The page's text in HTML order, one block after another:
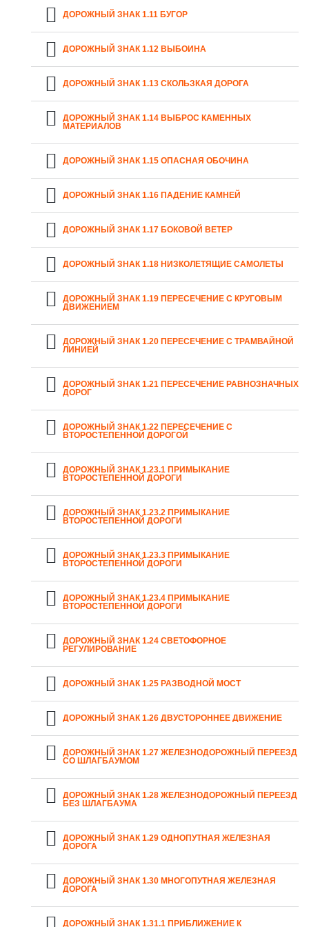
ДОРОЖНЫЙ ЗНАК 1.11 БУГОР
ДОРОЖНЫЙ ЗНАК 1.12 ВЫБОИНА
ДОРОЖНЫЙ ЗНАК 1.13 СКОЛЬЗКАЯ ДОРОГА
ДОРОЖНЫЙ ЗНАК 1.14 ВЫБРОС КАМЕННЫХ
МАТЕРИАЛОВ
ДОРОЖНЫЙ ЗНАК 1.15 ОПАСНАЯ ОБОЧИНА
ДОРОЖНЫЙ ЗНАК 1.16 ПАДЕНИЕ КАМНЕЙ
ДОРОЖНЫЙ ЗНАК 1.17 БОКОВОЙ ВЕТЕР
ДОРОЖНЫЙ ЗНАК 1.18 НИЗКОЛЕТЯЩИЕ САМОЛЕТЫ
ДОРОЖНЫЙ ЗНАК 1.19 ПЕРЕСЕЧЕНИЕ С КРУГОВЫМ
ДВИЖЕНИЕМ
ДОРОЖНЫЙ ЗНАК 1.20 ПЕРЕСЕЧЕНИЕ С ТРАМВАЙНОЙ
ЛИНИЕЙ
ДОРОЖНЫЙ ЗНАК 1.21 ПЕРЕСЕЧЕНИЕ РАВНОЗНАЧНЫХ
ДОРОГ
ДОРОЖНЫЙ ЗНАК 1.22 ПЕРЕСЕЧЕНИЕ С
ВТОРОСТЕПЕННОЙ ДОРОГОЙ
ДОРОЖНЫЙ ЗНАК 1.23.1 ПРИМЫКАНИЕ
ВТОРОСТЕПЕННОЙ ДОРОГИ
ДОРОЖНЫЙ ЗНАК 1.23.2 ПРИМЫКАНИЕ
ВТОРОСТЕПЕННОЙ ДОРОГИ
ДОРОЖНЫЙ ЗНАК 1.23.3 ПРИМЫКАНИЕ
ВТОРОСТЕПЕННОЙ ДОРОГИ
ДОРОЖНЫЙ ЗНАК 1.23.4 ПРИМЫКАНИЕ
ВТОРОСТЕПЕННОЙ ДОРОГИ
ДОРОЖНЫЙ ЗНАК 1.24 СВЕТОФОРНОЕ
РЕГУЛИРОВАНИЕ
ДОРОЖНЫЙ ЗНАК 1.25 РАЗВОДНОЙ МОСТ
ДОРОЖНЫЙ ЗНАК 1.26 ДВУСТОРОННЕЕ ДВИЖЕНИЕ
ДОРОЖНЫЙ ЗНАК 1.27 ЖЕЛЕЗНОДОРОЖНЫЙ ПЕРЕЕЗД
СО ШЛАГБАУМОМ
ДОРОЖНЫЙ ЗНАК 1.28 ЖЕЛЕЗНОДОРОЖНЫЙ ПЕРЕЕЗД
БЕЗ ШЛАГБАУМА
ДОРОЖНЫЙ ЗНАК 1.29 ОДНОПУТНАЯ ЖЕЛЕЗНАЯ
ДОРОГА
ДОРОЖНЫЙ ЗНАК 1.30 МНОГОПУТНАЯ ЖЕЛЕЗНАЯ
ДОРОГА
ДОРОЖНЫЙ ЗНАК 1.31.1 ПРИБЛИЖЕНИЕ К